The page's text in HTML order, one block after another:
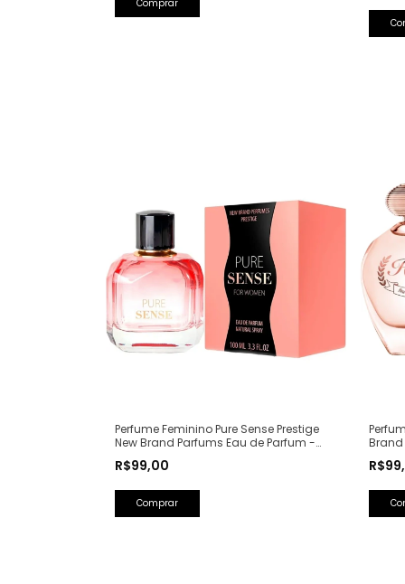
Perfume Feminino Pure Sense Prestige
New Brand Parfums Eau de Parfum -
Rabanne)
R$99,00
Brand